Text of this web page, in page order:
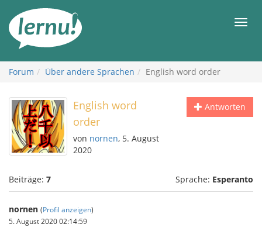
Inhalt
Forum Über andere Sprachen English word order
Antworten
English word
order
von nornen, 5. August
2020
Beiträge: 7 Sprache: Esperanto
nornen (Profil anzeigen)
5. August 2020 02:14:59